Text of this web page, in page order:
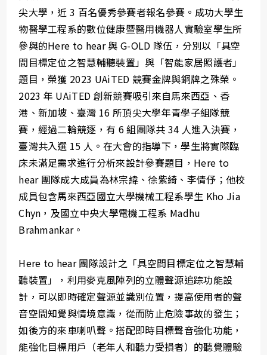
尖大學，近 3 百名優秀參賽者報名參賽。成功大學生
物醫學工程系的數位健康暨醫用機器人實驗室學生所
參與的Here to hear 與 G-OLD 隊伍，分別以「具空
間目標定位之智慧輔聽裝置」與「智能家居照護者」
題目，榮獲 2023 UAiTED 競賽金牌與銅牌之殊榮。
2023 年 UAiTED 創新競賽吸引來自馬來西亞、香
港、新加坡、臺灣 16 所頂尖大學年青學子組隊競
賽，經過二輪競逐，有 6 組團隊共 34 人進入決賽，
臺灣共入選 15 人。在大會的指導下，學生將實際臨
床未滿足需求進行分析來設計參賽題目，Here to
hear 團隊成大成員為林宗緯、徐紫綺、李倩伃；他校
成員包含馬來西亞國立大學機械工程系學生 Kho Jia
Chyn，及國立中央大學電機工程系 Madhu
Brahmankar。
Here to hear 團隊設計之「具空間目標定位之智慧輔
聽裝置」，利用麥克風陣列的立體聲源追踪功能設
計，可以即時確定聲源並識別位置，提高使用者的聲
音空間知覺與情境意識，從而防止危險事故的發生；
如後方的來車喇叭聲。搭配即時目標聲音強化功能，
能強化目標用戶（老年人和聽力受損者）的聽覺體驗